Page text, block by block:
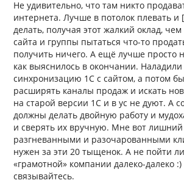
Не удивительно, что там никто
интернета. Лучше в потолок плевать и
делать, получая этот жалкий оклад,
сайта и группы пытаться что-то
получить ничего. А ещё лучше просто
как выяснилось в окончании.
синхронизацию 1С с сайтом, а потом
расширять каналы продаж и искать
на старой версии 1С и в ус не дуют. А
должны делать двойную работу и
и сверять их вручную. Мне вот лишний
разгневанными и разочарованными
нужен за эти 20 тыщенок. А не пойти
«грамотной» компании далеко-далеко
связывайтесь.